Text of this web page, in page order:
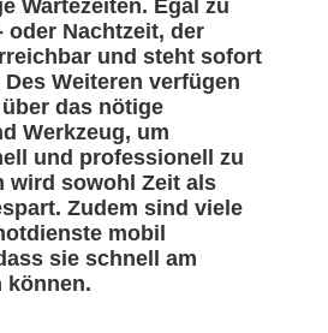
Wartezeiten. Egal zu
oder Nachtzeit, der
und steht sofort
Weiteren verfügen
das nötige
Werkzeug, um
und professionell zu
wird sowohl Zeit als
Zudem sind viele
mobil
sie schnell am
können.